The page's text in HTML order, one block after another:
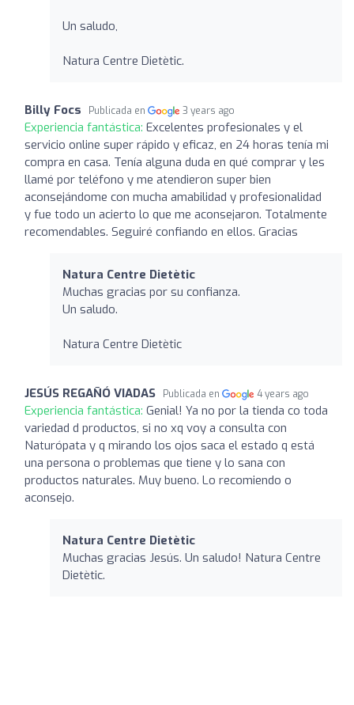
Un saludo,
Natura Centre Dietètic.
Billy Focs Publicada en 3 years ago
Experiencia fantástica: Excelentes profesionales y el
servicio online super rápido y eficaz, en 24 horas tenía mi
compra en casa. Tenía alguna duda en qué comprar y les
llamé por teléfono y me atendieron super bien
aconsejándome con mucha amabilidad y profesionalidad
y fue todo un acierto lo que me aconsejaron. Totalmente
recomendables. Seguiré confiando en ellos. Gracias
Natura Centre Dietètic
Muchas gracias por su confianza.
Un saludo.
Natura Centre Dietètic
JESÚS REGAÑÓ VIADAS Publicada en 4 years ago
Experiencia fantástica: Genial! Ya no por la tienda co toda
variedad d productos, si no xq voy a consulta con
Naturópata y q mirando los ojos saca el estado q está
una persona o problemas que tiene y lo sana con
productos naturales. Muy bueno. Lo recomiendo o
aconsejo.
Natura Centre Dietètic
Muchas gracias Jesús. Un saludo! Natura Centre
Dietètic.